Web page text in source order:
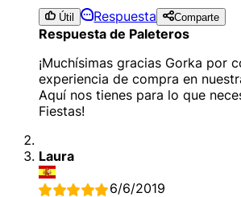
Útil Respuesta Comparte
Respuesta de Paleteros
¡Muchísimas gracias Gorka por
experiencia de compra en
Aquí nos tienes para lo que
Fiestas!
Laura
6/6/2019